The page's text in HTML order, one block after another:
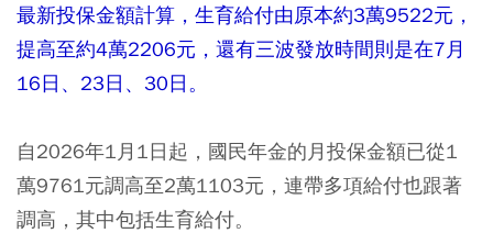
最新投保金額計算，生育給付由原本約3萬9522元，
提高至約4萬2206元，還有三波發放時間則是在7月
16日、23日、30日。
自2026年1月1日起，國民年金的月投保金額已從1
萬9761元調高至2萬1103元，連帶多項給付也跟著
調高，其中包括生育給付。